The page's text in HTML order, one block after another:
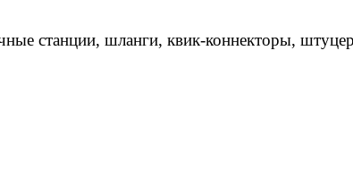
станции, шланги, квик-коннекторы,